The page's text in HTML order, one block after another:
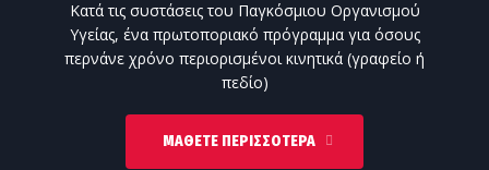
Κατά τις συστάσεις του Παγκόσμιου Οργανισμού
Υγείας, ένα πρωτοποριακό πρόγραμμα για όσους
περνάνε χρόνο περιορισμένοι κινητικά (γραφείο ή
πεδίο)
ΜΆΘΕΤΕ ΠΕΡΙΣΣΌΤΕΡΑ